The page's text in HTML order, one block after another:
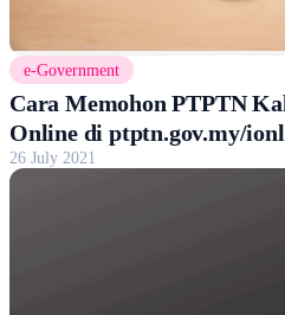
e-Government
Cara Memohon PTPTN
Online di ptptn.gov.my/
26 July 2021